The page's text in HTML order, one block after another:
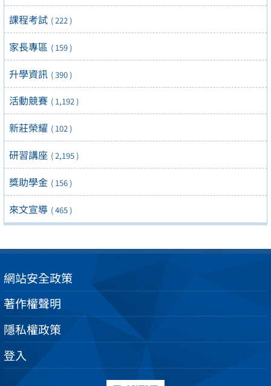
課程考試 ( 222 )
家長專區 ( 159 )
升學資訊 ( 390 )
活動競賽 ( 1,192 )
新莊榮耀 ( 102 )
研習講座 ( 2,195 )
獎助學金 ( 156 )
來文宣導 ( 465 )
網站安全政策
著作權聲明
隱私權政策
登入